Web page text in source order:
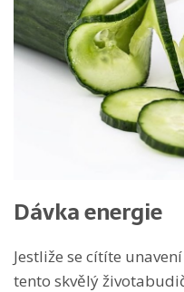
Dávka energie
Jestliže se cítíte
tento skvělý